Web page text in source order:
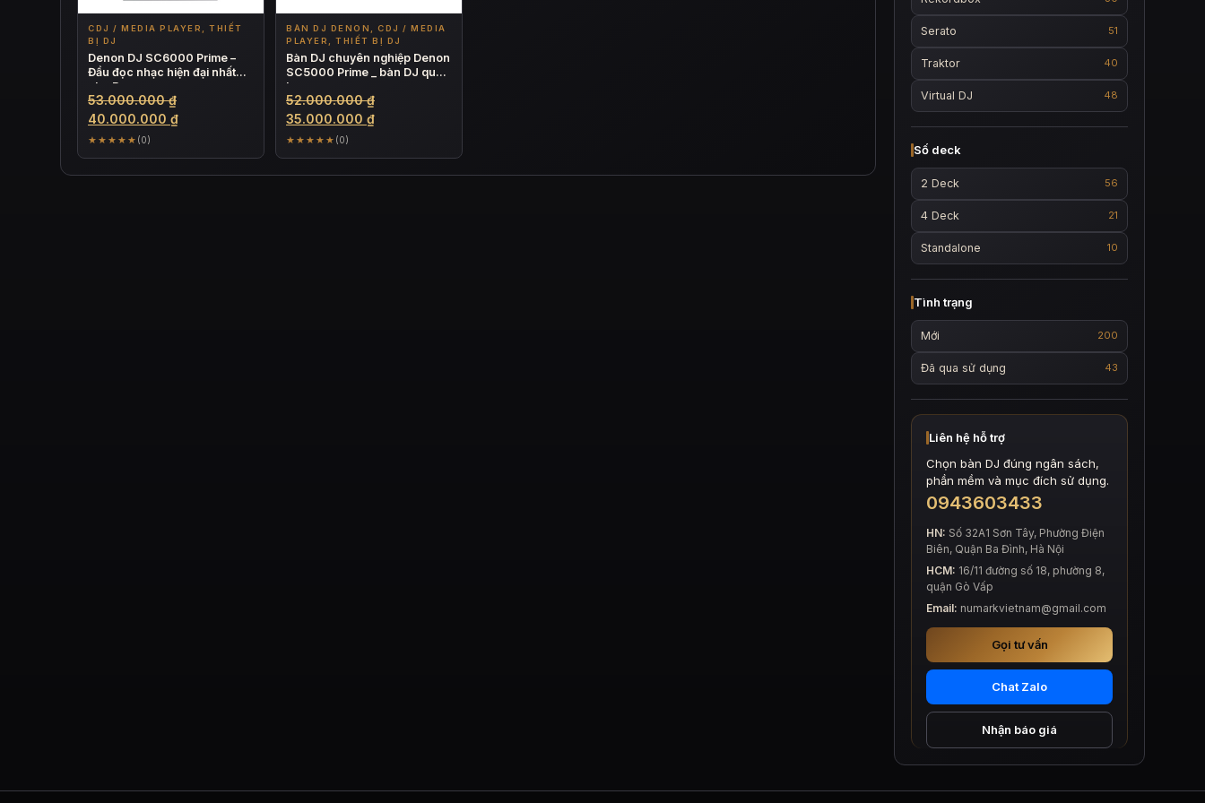
CDJ / MEDIA PLAYER, THIẾT
BỊ DJ
Denon DJ SC6000 Prime –
Đầu đọc nhạc hiện đại nhất
cho Bar
53.000.000₫Giá
gốc
53.000.000 ₫.
40.000.000 ₫Giá
tại
là:
★★★★★ (0)
BÀN DJ DENON, CDJ / MEDIA
PLAYER, THIẾT BỊ DJ
Bàn DJ chuyên nghiệp Denon
SC5000 Prime _ bàn DJ quán
bar
52.000.000₫Giá
gốc
52.000.000 ₫.
35.000.000 ₫Giá
tại
là:
★★★★★ (0)
Serato 51
Traktor 40
Virtual DJ 48
Số deck
2 Deck 56
4 Deck 21
Standalone 10
Tình trạng
Mới 200
Đã qua sử dụng 43
Liên hệ hỗ trợ
Chọn bàn DJ đúng ngân sách,
phần mềm và mục đích sử dụng.
0943603433
HN: Số 32A1 Sơn Tây, Phường Điện
Biên, Quận Ba Đình, Hà Nội
HCM: 16/11 đường số 18, phường 8,
quận Gò Vấp
Email: numarkvietnam@gmail.com
Gọi tư vấn
Chat Zalo
Nhận báo giá